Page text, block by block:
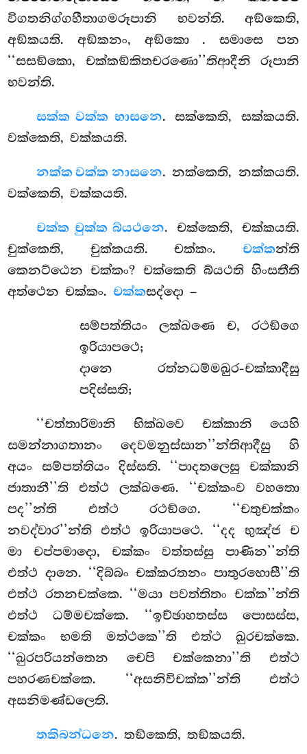
විගතනිග්ගහීතාගමරූපානි භවන්ති. අඞ්කෙති,
අඞ්කයති. අඞ්කනං, අඞ්කො. සමාසෙ පන
‘‘සසඞ්කො, චක්කඞ්කිතචරණො’’තිආදීනි රූපානි
භවන්ති.
සක්ක වක්ක භාසනෙ. සක්කෙති, සක්කයති.
වක්කෙති, වක්කයති.
නක්ක වක්ක නාසනෙ. නක්කෙති, නක්කයති.
වක්කෙති, වක්කයති.
චක්ක චුක්ක බ්යථනෙ. චක්කෙති, චක්කයති.
චුක්කෙති, චුක්කයති. චක්කං. චක්කන්ති
කෙනට්ඨෙන චක්කං? චක්කෙති බ්යථති හිංසතීති
අත්ථෙන චක්කං.චක්කසද්දො –
සම්පත්තියං ලක්ඛණෙ ච, රථඞ්ගෙ
ඉරියාපථෙ;
දානෙ රත්නධම්මඛුර-චක්කාදීසු
පදිස්සති;
‘‘චත්තාරිමානි භික්ඛවෙ චක්කානි යෙහි
සමන්නාගතානං දෙවමනුස්සාන’’න්තිආදීසු හි
අයං සම්පත්තියං දිස්සති. ‘‘පාදතලෙසු චක්කානි
ජාතානී’’ති එත්ථ ලක්ඛණෙ. ‘‘චක්කංව වහතො
පද’’න්ති එත්ථ රථඞ්ගෙ. ‘‘චතුචක්කං
නවද්වාර’’න්ති එත්ථ ඉරියාපථෙ. ‘‘දද භුඤ්ජ ච
මා චප්පමාදො, චක්කං වත්තස්සු පාණින’’න්ති
එත්ථ දානෙ. ‘‘දිබ්බං චක්කරතනං පාතුරහොසී’’ති
එත්ථ රතනචක්කෙ. ‘‘මයා පවත්තිතං චක්ක’’න්ති
එත්ථ ධම්මචක්කෙ. ‘‘ඉච්ඡාහතස්ස පොසස්ස,
චක්කං භමති මත්ථකෙ’’ති එත්ථ ඛුරචක්කෙ.
‘‘ඛුරපරියන්තෙන චෙපි චක්කෙනා’’ති එත්ථ
පහරණචක්කෙ. ‘‘අසනිවිචක්ක’’න්ති එත්ථ
අසනිමණ්ඩලෙති.
තකිබන්ධනෙ. තඞ්කෙති, තඞ්කයති.